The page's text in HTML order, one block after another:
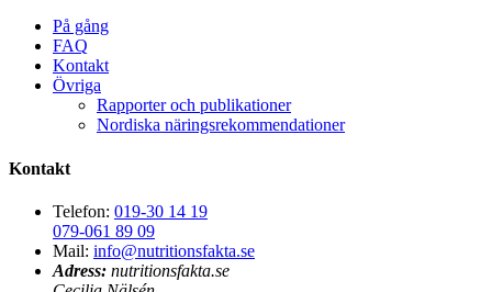
På gång
FAQ
Kontakt
Övriga
Rapporter och publikationer
Nordiska näringsrekommendationer
Kontakt
Telefon: 019-30 14 19
079-061 89 09
Mail: info@nutritionsfakta.se
Adress: nutritionsfakta.se